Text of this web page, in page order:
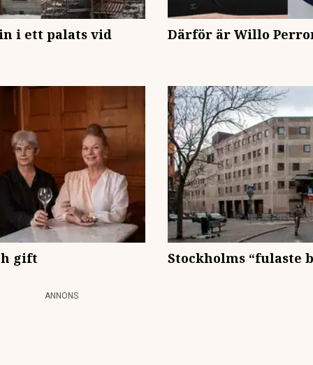
i ett palats vid Därför är Willo
gift Stockholms “fulaste
ANNONS